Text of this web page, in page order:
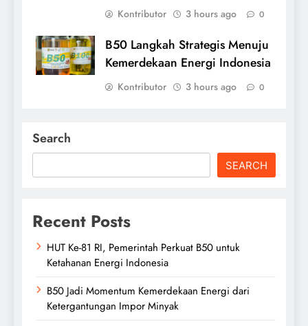
Kontributor 3 hours ago 0
B50 Langkah Strategis Menuju
Kemerdekaan Energi Indonesia
Kontributor 3 hours ago 0
Search
SEARCH
Recent Posts
HUT Ke-81 RI, Pemerintah Perkuat B50 untuk
Ketahanan Energi Indonesia
B50 Jadi Momentum Kemerdekaan Energi dari
Ketergantungan Impor Minyak